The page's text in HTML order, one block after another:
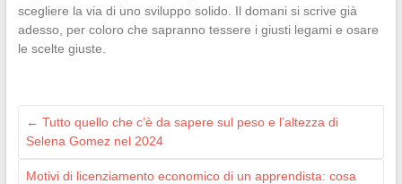
scegliere la via di uno sviluppo solido. Il domani si scrive già
adesso, per coloro che sapranno tessere i giusti legami e osare
le scelte giuste.
← Tutto quello che c’è da sapere sul peso e l’altezza di
Selena Gomez nel 2024
Motivi di licenziamento economico di un apprendista: cosa